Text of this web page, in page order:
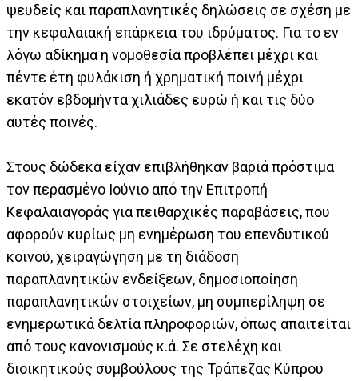
ψευδείς και παραπλανητικές δηλώσεις σε σχέση με
την κεφαλαιακή επάρκεια του ιδρύματος. Για το εν
λόγω αδίκημα η νομοθεσία προβλέπει μέχρι και
πέντε έτη φυλάκιση ή χρηματική ποινή μέχρι
εκατόν εβδομήντα χιλιάδες ευρώ ή και τις δύο
αυτές ποινές.
Στους δώδεκα είχαν επιβλήθηκαν βαριά πρόστιμα
τον περασμένο Ιούνιο από την Επιτροπή
Κεφαλαιαγοράς για πειθαρχικές παραβάσεις, που
αφορούν κυρίως μη ενημέρωση του επενδυτικού
κοινού, χειραγώγηση με τη διάδοση
παραπλανητικών ενδείξεων, δημοσιοποίηση
παραπλανητικών στοιχείων, μη συμπερίληψη σε
ενημερωτικά δελτία πληροφοριών, όπως απαιτείται
από τους κανονισμούς κ.ά. Σε στελέχη και
διοικητικούς συμβούλους της Τράπεζας Κύπρου